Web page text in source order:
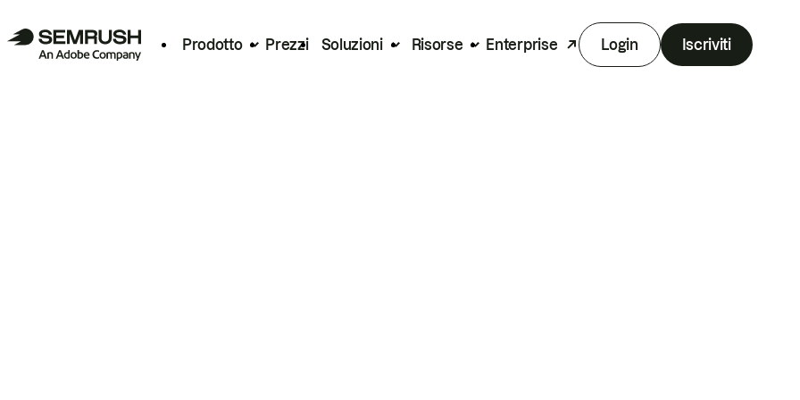
Prodotto Prezzi Soluzioni Risorse Enterprise Login Iscriviti